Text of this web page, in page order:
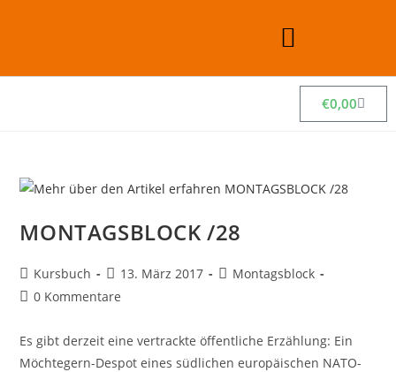
€0,00
MONTAGSBLOCK /28
Kursbuch 13. März 2017
Montagsblock
0 Kommentare
Es gibt derzeit eine vertrackte öffentliche Erzählung: Ein
Möchtegern-Despot eines südlichen europäischen NATO-